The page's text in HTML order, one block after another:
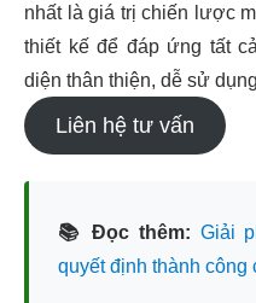
nhất là giá trị chiến lược
thiết kế để đáp ứng tất
diện thân thiện, dễ sử
Liên hệ tư vấn
📚 Đọc thêm: Giải
quyết định thành công